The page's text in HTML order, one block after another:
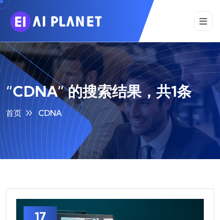
“CDNA” 的搜索结果，共1条
首页 CDNA
17